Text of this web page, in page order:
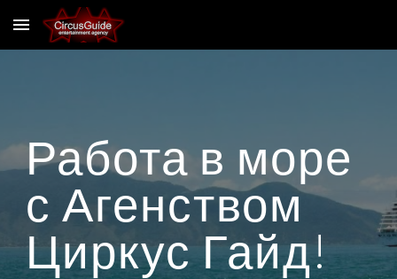
Skip to main content
Работа в море
с Агенством
Циркус Гайд!